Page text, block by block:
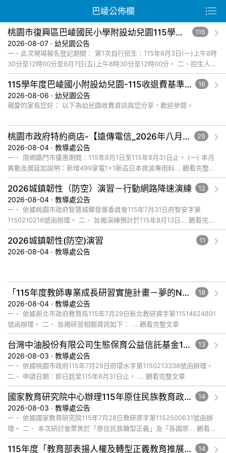
巴崚公佈欄
桃園市復興區巴崚國民小學附設幼兒園115學年度第1次自行招生新生錄取名單公告 116
2026-08-07 · 幼兒園公告
一、此次現場報名登記期間： 第1次自行招生：115年8月3日(一)上午8時
30分至12時00分至8月7日(五)上午8時30分至12時00分。 二、招生人
數： 錄取新生名... 觀看完整文章
115學年度巴崚國小附設幼兒園-115收退費基準及減免收費規定公告 16
2026-08-06 · 幼兒園公告
親愛的家長您好： 以下為幼兒園收費資訊與您分享，歡迎參閱。
桃園市政府特約商店-【遠傳電信_2026年八月爸企獻禮優惠活動】福利資訊 26
2026-08-04 · 教導處公告
一、 限網路門市優惠期間：115年8月1日至115年8月31日止。 (一) 本月
異動及展延如說明：新增499家電1+1新品日本微波專用料... 觀看完整文
章
2026城鎮韌性（防空）演習－行動網路降速演練 12
2026-08-04 · 教導處公告
一、 依據桃園市政府智慧城鄉發展委員會115年7月31日府智安字第
1150210216號函辦理。 二、 旨揭演練預計於115年8月13日... 觀看完整
文章
2026城鎮韌性(防空)演習 11
2026-08-04 · 教導處公告
「115年度教師專業成長研習實施計畫－夢的N次方素養工作坊新北場」計畫 18
2026-08-04 · 教導處公告
一、 依據新北市政府教育局115年7月29日新北教研資字第11514624891
號函辦理。 二、 旨揭研習相關資訊如下： ... 觀看完整文章
台灣中油股份有限公司生態保育公益信託基金116年度補助計畫徵件須知 13
2026-08-03 · 教導處公告
一、 依據桃園市政府115年7月29日府環水字第1150213338號函辦理。
二、 申請日期：即日起至115年8月31日止。 ... 觀看完整文章
國家教育研究院中心辦理115年原住民族教育政策研討會「原住民族教育國際趨勢與發展」 14
2026-08-03 · 教導處公告
一、 依據國家教育研究院115年7月28日教研原字第1152500631號函辦
理。 二、 本次研討會聚焦於「原住民族轉型正義」及「各國原... 觀看完
整文章
115年度「教育部表揚人權及轉型正義教育推展貢獻獎」實施計畫 14